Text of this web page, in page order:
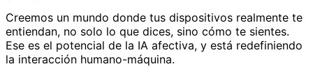
Creemos un mundo donde tus dispositivos realmente te
entiendan, no solo lo que dices, sino cómo te sientes.
Ese es el potencial de la IA afectiva, y está redefiniendo
la interacción humano-máquina.